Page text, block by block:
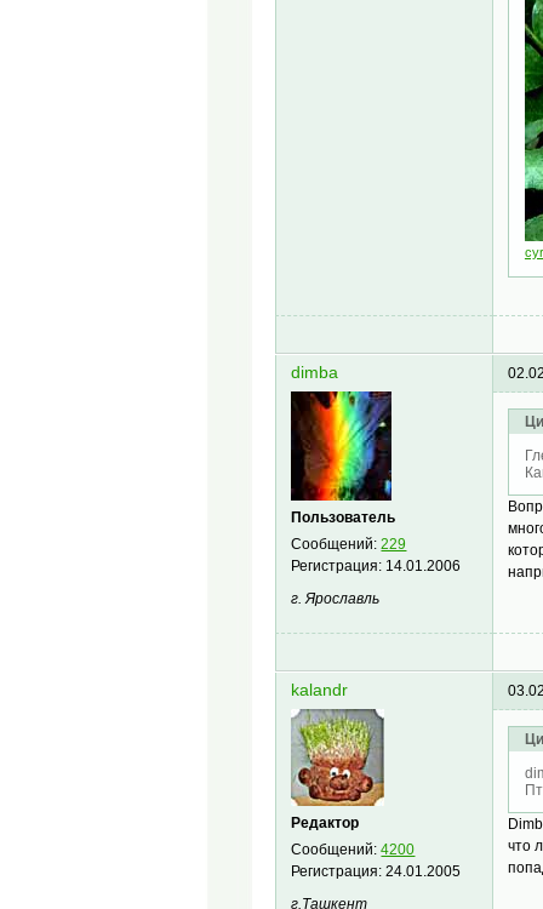
dimba
Пользователь
Сообщений:229
Регистрация: 14.01.2006
г. Ярославль
kalandr
Редактор
Сообщений:4200
Регистрация:24.01.2005
г.Ташкент
что